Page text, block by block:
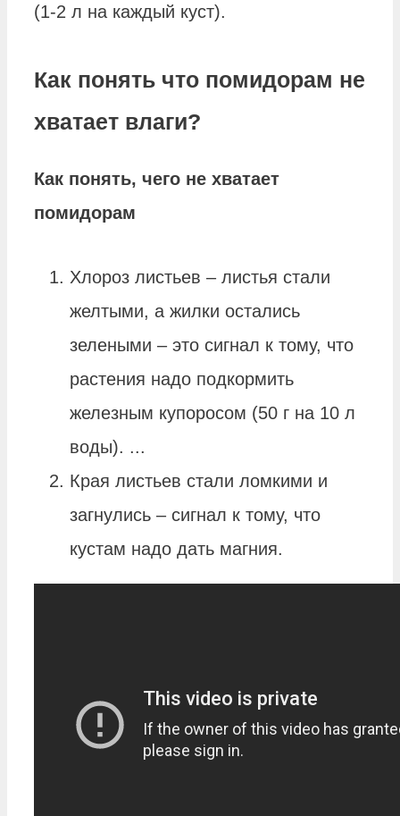
(1-2 л на каждый куст).
Как понять что помидорам не
хватает влаги?
Как понять, чего не хватает
помидорам
Хлороз листьев – листья стали
желтыми, а жилки остались
зелеными – это сигнал к тому, что
растения надо подкормить
железным купоросом (50 г на 10 л
воды). ...
Края листьев стали ломкими и
загнулись – сигнал к тому, что
кустам надо дать магния.